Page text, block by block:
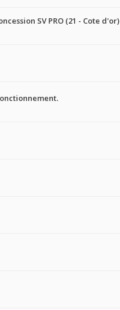
SV PRO (21 - Cote d'or)